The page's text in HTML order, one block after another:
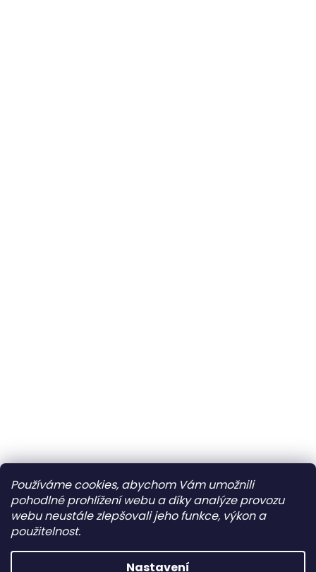
Používáme cookies, abychom Vám umožnili
pohodlné prohlížení webu a díky analýze provozu
webu neustále zlepšovali jeho funkce, výkon a
použitelnost.
Nastavení